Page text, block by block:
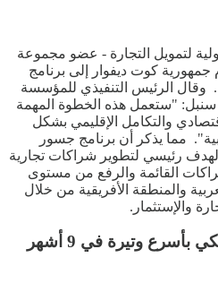
لتمويل التجارة - عضو مجموعة
جمهورية كوت ديفوار إلى برنامج
وقال الرئيس التنفيذي للمؤسسة
سنبل: "ستعمل هذه الخطوة المهمة
والتكامل الإقليمي بشكل
مما يذكر أن برنامج جسور
لهدف رئيسي لتطوير شراكات تجارية
القائمة والرفع من مستوى
والمنطقة الأفريقية من خلال
والإستثمار.
وتيرة في 9 أشهر